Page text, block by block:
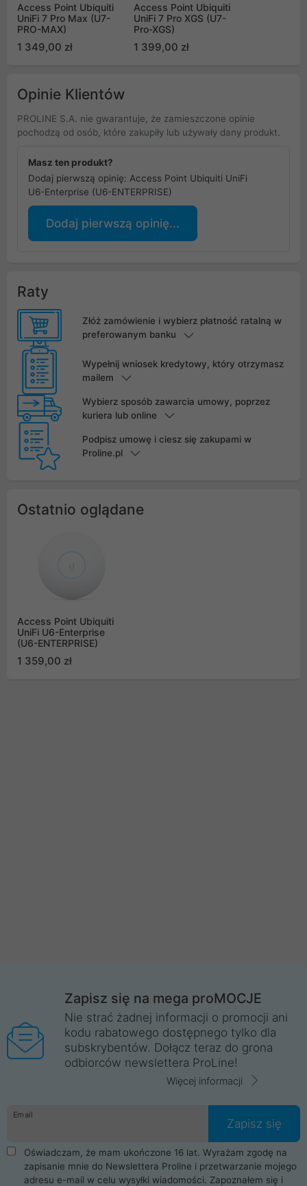
Access Point Ubiquiti
UniFi 7 Pro Max (U7-
PRO-MAX)
1 349,00 zł
Access Point Ubiquiti
UniFi 7 Pro XGS (U7-
Pro-XGS)
1 399,00 zł
Opinie Klientów
PROLINE S.A. nie gwarantuje, że zamieszczone opinie
pochodzą od osób, które zakupiły lub używały dany produkt.
Masz ten produkt?
Dodaj pierwszą opinię: Access Point Ubiquiti UniFi
U6-Enterprise (U6-ENTERPRISE)
Dodaj pierwszą opinię...
Raty
Złóż zamówienie i wybierz płatność ratalną w
preferowanym banku
Wypełnij wniosek kredytowy, który otrzymasz
mailem
Wybierz sposób zawarcia umowy, poprzez
kuriera lub online
Podpisz umowę i ciesz się zakupami w
Proline.pl
Ostatnio oglądane
Access Point Ubiquiti
UniFi U6-Enterprise
(U6-ENTERPRISE)
1 359,00 zł
Zapisz się na mega proMOCJE
Nie strać żadnej informacji o promocji ani
kodu rabatowego dostępnego tylko dla
subskrybentów. Dołącz teraz do grona
odbiorców newslettera ProLine!
Więcej informacji
Email
Zapisz się
Oświadczam, że mam ukończone 16 lat. Wyrażam zgodę na
zapisanie mnie do Newslettera Proline i przetwarzanie mojego
adresu e-mail w celu wysyłki wiadomości. Zapoznałem się i